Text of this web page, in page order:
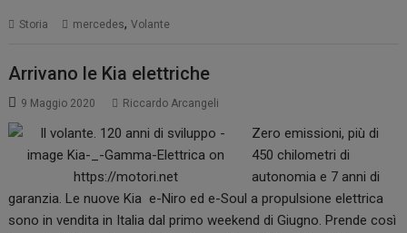
Storia mercedes,Volante
Arrivano le Kia elettriche
9 Maggio 2020 Riccardo Arcangeli
Zero emissioni, più di
450 chilometri di
autonomia e 7 anni di
garanzia. Le nuove Kia e-Niro ed e-Soul a propulsione elettrica
sono in vendita in Italia dal primo weekend di Giugno. Prende così